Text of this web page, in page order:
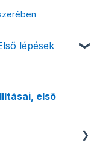
lépések
első